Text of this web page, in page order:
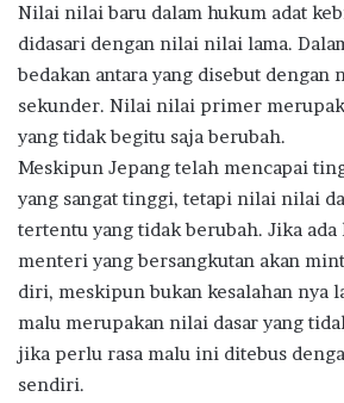
Nilai nilai baru dalam hukum adat
didasari dengan nilai nilai lama.
bedakan antara yang disebut
sekunder. Nilai nilai primer
yang tidak begitu saja berubah.
Meskipun Jepang telah mencapai
yang sangat tinggi, tetapi nilai nilai
tertentu yang tidak berubah. Jika
menteri yang bersangkutan akan
diri, meskipun bukan kesalahan nya
malu merupakan nilai dasar yang
jika perlu rasa malu ini ditebus
sendiri.